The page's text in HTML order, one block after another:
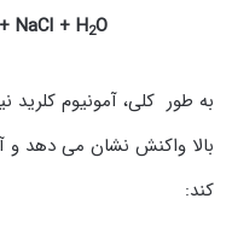
NaCl + H2O
به طور کلی، آمونیوم کلرید
بالا واکنش نشان می دهد و
کند: